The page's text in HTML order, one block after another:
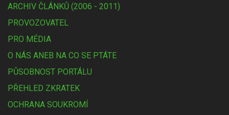
ARCHIV ČLÁNKŮ (2006 - 2011)
PROVOZOVATEL
PRO MÉDIA
O NÁS ANEB NA CO SE PTÁTE
PŮSOBNOST PORTÁLU
PŘEHLED ZKRATEK
OCHRANA SOUKROMÍ